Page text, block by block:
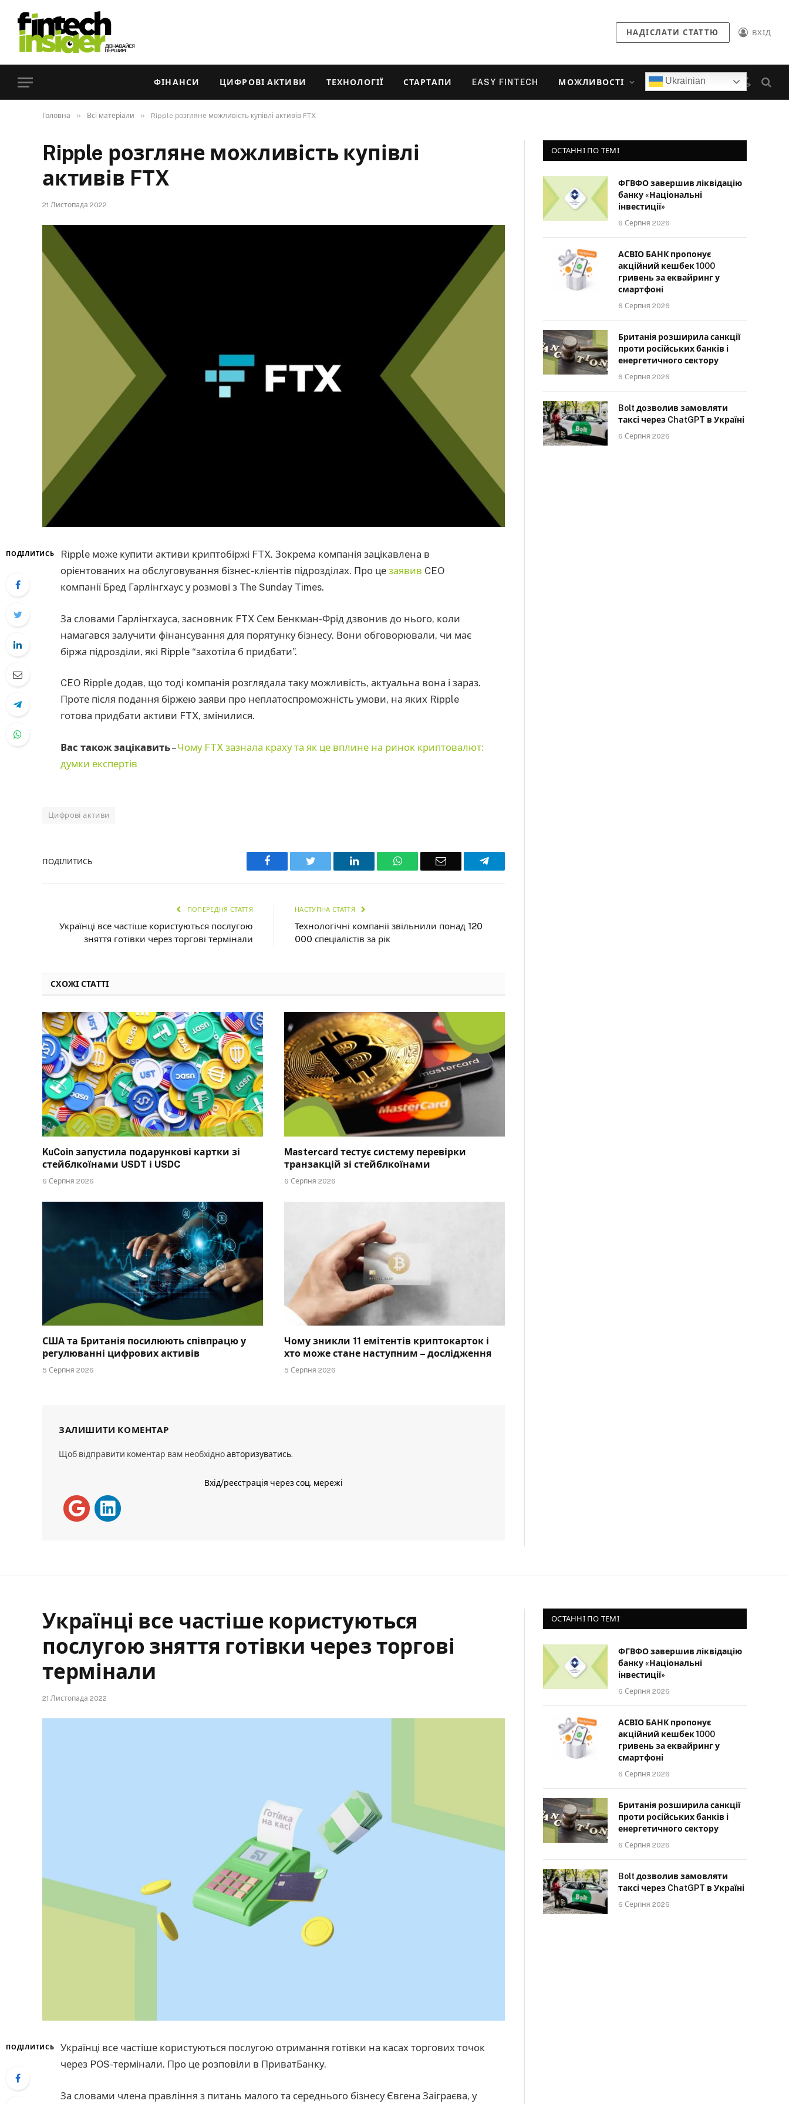
НАДІСЛАТИ СТАТТЮ ВХІД
ФІНАНСИ ЦИФРОВІ АКТИВИ ТЕХНОЛОГІЇ СТАРТАПИ EASY FINTECH МОЖЛИВОСТІ Ukrainian
Головна » Всі матеріали » Ripple розгляне можливість купівлі активів FTX
Ripple розгляне можливість купівлі
активів FTX
21 Листопада 2022
ПОДІЛИТИСЬ
Ripple може купити активи криптобіржі FTX. Зокрема компанія зацікавлена в
орієнтованих на обслуговування бізнес-клієнтів підрозділах. Про це заявив CEO
компанії Бред Гарлінгхаус у розмові з The Sunday Times.
За словами Гарлінгхауса, засновник FTX Сем Бенкман-Фрід дзвонив до нього, коли
намагався залучити фінансування для порятунку бізнесу. Вони обговорювали, чи має
біржа підрозділи, які Ripple “захотіла б придбати”.
CEO Ripple додав, що тоді компанія розглядала таку можливість, актуальна вона і зараз.
Проте після подання біржею заяви про неплатоспроможність умови, на яких Ripple
готова придбати активи FTX, змінилися.
Вас також зацікавить–Чому FTX зазнала краху та як це вплине на ринок криптовалют:
думки експертів
Цифрові активи
ПОДІЛИТИСЬ Facebook Twitter LinkedIn WhatsAppEmail Telegram
ПОПЕРЕДНЯ СТАТТЯ
Українці все частіше користуються послугою
зняття готівки через торгові термінали
НАСТУПНА СТАТТЯ
Технологічні компанії звільнили понад 120
000 спеціалістів за рік
СХОЖІ СТАТТІ
KuCoin запустила подарункові картки зі
стейблкоїнами USDT і USDC
6 Серпня 2026
Mastercard тестує систему перевірки
транзакцій зі стейблкоїнами
6 Серпня 2026
США та Британія посилюють співпрацю у
регулюванні цифрових активів
5 Серпня 2026
Чому зникли 11 емітентів криптокарток і
хто може стане наступним – дослідження
5 Серпня 2026
ЗАЛИШИТИ КОМЕНТАР
Щоб відправити коментар вам необхідноавторизуватись.
Вхід/реєстрація через соц. мережі
ОСТАННІ ПО ТЕМІ
ФГВФО завершив ліквідацію
банку «Національні
інвестиції»
6 Серпня 2026
АСВІО БАНК пропонує
акційний кешбек 1000
гривень за еквайринг у
смартфоні
6 Серпня 2026
Британія розширила санкції
проти російських банків і
енергетичного сектору
6 Серпня 2026
Bolt дозволив замовляти
таксі через ChatGPT в Україні
6 Серпня 2026
Українці все частіше користуються
послугою зняття готівки через торгові
термінали
21 Листопада 2022
ПОДІЛИТИСЬ
Українці все частіше користуються послугою отримання готівки на касах торгових точок
через POS-термінали. Про це розповіли в ПриватБанку.
За словами члена правління з питань малого та середнього бізнесу Євгена Заіграєва, у
ОСТАННІ ПО ТЕМІ
ФГВФО завершив ліквідацію
банку «Національні
інвестиції»
6 Серпня 2026
АСВІО БАНК пропонує
акційний кешбек 1000
гривень за еквайринг у
смартфоні
6 Серпня 2026
Британія розширила санкції
проти російських банків і
енергетичного сектору
6 Серпня 2026
Bolt дозволив замовляти
таксі через ChatGPT в Україні
6 Серпня 2026